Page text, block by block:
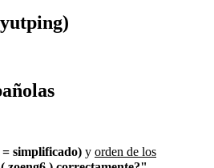
simplificado) y orden de los